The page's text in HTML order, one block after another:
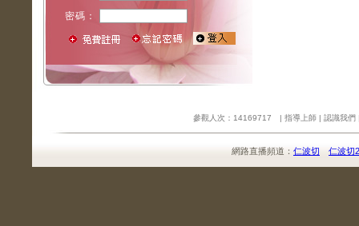
密碼：
參觀人次：14169717 | 指導上師 | 認識我們
網路直播頻道： 仁波切 仁波切2